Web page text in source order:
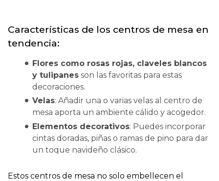
Características de los centros de mesa en
tendencia:
Flores como rosas rojas, claveles blancos
y tulipanes son las favoritas para estas
decoraciones.
Velas: Añadir una o varias velas al centro de
mesa aporta un ambiente cálido y acogedor.
Elementos decorativos: Puedes incorporar
cintas doradas, piñas o ramas de pino para dar
un toque navideño clásico.
Estos centros de mesa no solo embellecen el